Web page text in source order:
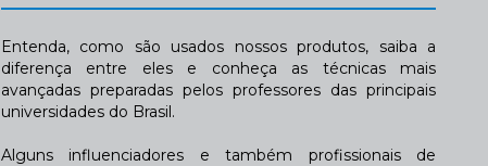
Entenda, como são usados nossos produtos, saiba a
diferença entre eles e conheça as técnicas mais
avançadas preparadas pelos professores das principais
universidades do Brasil.
Alguns influenciadores e também profissionais de